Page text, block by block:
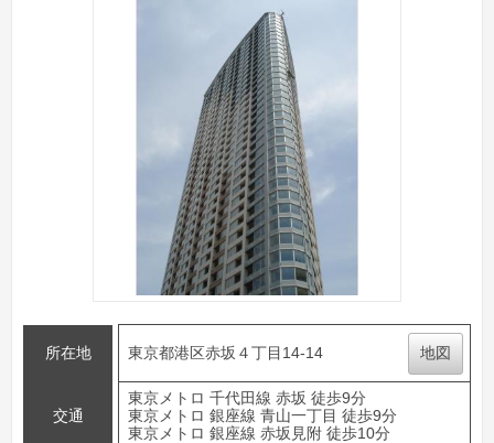
所在地 東京都港区赤坂４丁目14-14 地図
交通
東京メトロ 千代田線 赤坂 徒歩9分
東京メトロ 銀座線 青山一丁目 徒歩9分
東京メトロ 銀座線 赤坂見附 徒歩10分